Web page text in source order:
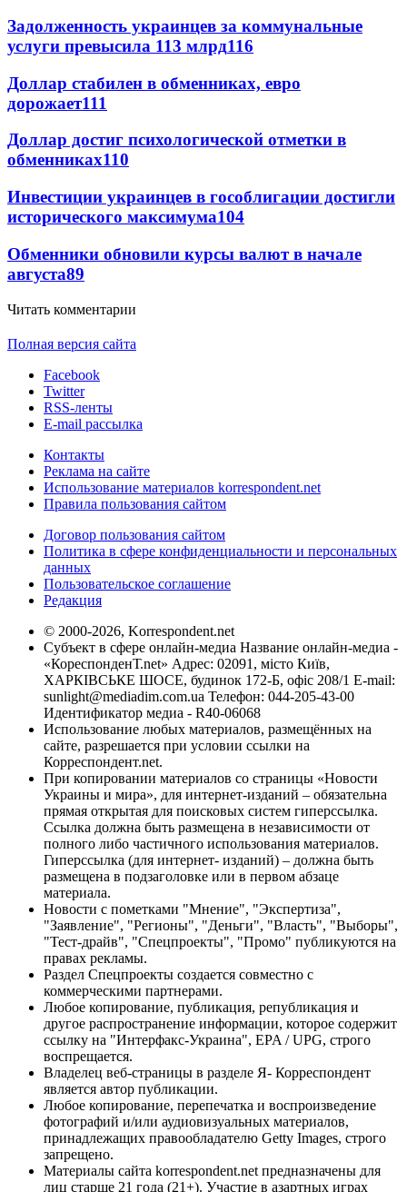
Задолженность украинцев за коммунальные
услуги превысила 113 млрд116
Доллар стабилен в обменниках, евро
дорожает111
Доллар достиг психологической отметки в
обменниках110
Инвестиции украинцев в гособлигации достигли
исторического максимума104
Обменники обновили курсы валют в начале
августа89
Читать комментарии
Полная версия сайта
Facebook
Twitter
RSS-ленты
E-mail рассылка
Контакты
Реклама на сайте
Использование материалов korrespondent.net
Правила пользования сайтом
Договор пользования сайтом
Политика в сфере конфиденциальности и персональных
данных
Пользовательское соглашение
Редакция
© 2000-2026, Korrespondent.net
Субъект в сфере онлайн-медиа Название онлайн-медиа -
«КореспонденТ.net» Адрес: 02091, місто Київ,
ХАРКІВСЬКЕ ШОСЕ, будинок 172-Б, офіс 208/1 E-mail:
sunlight@mediadim.com.ua Телефон: 044-205-43-00
Идентификатор медиа - R40-06068
Использование любых материалов, размещённых на
сайте, разрешается при условии ссылки на
Корреспондент.net.
При копировании материалов со страницы «Новости
Украины и мира», для интернет-изданий – обязательна
прямая открытая для поисковых систем гиперссылка.
Ссылка должна быть размещена в независимости от
полного либо частичного использования материалов.
Гиперссылка (для интернет- изданий) – должна быть
размещена в подзаголовке или в первом абзаце
материала.
Новости с пометками "Мнение", "Экспертиза",
"Заявление", "Регионы", "Деньги", "Власть", "Выборы",
"Тест-драйв", "Спецпроекты", "Промо" публикуются на
правах рекламы.
Раздел Спецпроекты создается совместно с
коммерческими партнерами.
Любое копирование, публикация, републикация и
другое распространение информации, которое содержит
ссылку на "Интерфакс-Украина", EPA / UPG, строго
воспрещается.
Владелец веб-страницы в разделе Я- Корреспондент
является автор публикации.
Любое копирование, перепечатка и воспроизведение
фотографий и/или аудиовизуальных материалов,
принадлежащих правообладателю Getty Images, строго
запрещено.
Материалы сайта korrespondent.net предназначены для
лиц старше 21 года (21+). Участие в азартных играх